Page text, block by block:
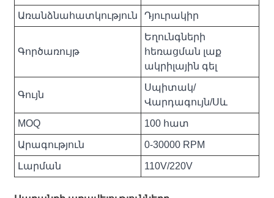
Առանձնահատկություն Դյուրակիր
Գործառույթ
Եղունգների
հեռացման լաք
ակրիլային գել
Գույն
Սպիտակ/
Վարդագույն/Սև
MOQ 100 հատ
Արագություն 0-30000 RPM
Լարման 110V/220V